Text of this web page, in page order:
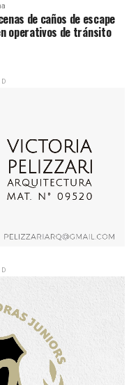
de caños de escape
operativos de tránsito